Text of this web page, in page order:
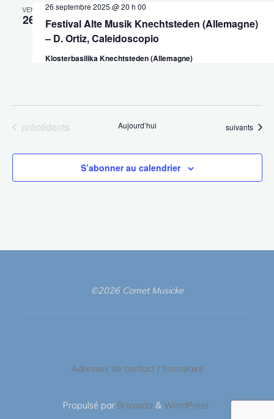
VEN
26
Festival Alte Musik Knechtsteden (Allemagne)
– D. Ortiz, Caleidoscopio
26 septembre 2025 @ 20 h 00
Klosterbasilika Knechtsteden (Allemagne)
Évènements
précédents Aujourd’hui Évènements
suivants
S’abonner au calendrier
©2026 Comet Musicke
Adresses de contact / formulaire
Propulsé par Bravada & WordPress